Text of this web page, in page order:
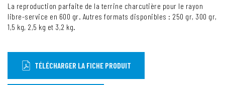
La reproduction parfaite de la terrine charcutière pour le rayon
libre-service en 600 gr. Autres formats disponibles : 250 gr, 300 gr,
1,5 kg, 2,5 kg et 3,2 kg.
TÉLÉCHARGER LA FICHE PRODUIT